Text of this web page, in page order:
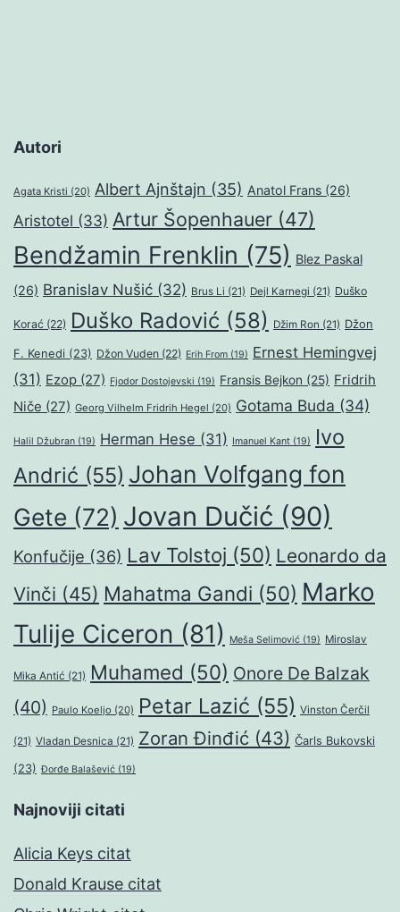
Autori
Agata Kristi (20) Albert Ajnštajn (35) Anatol Frans (26)
Aristotel (33) Artur Šopenhauer (47)
Bendžamin Frenklin (75) Blez Paskal
(26) Branislav Nušić (32) Brus Li (21) Dejl Karnegi (21) Duško
Korać (22) Duško Radović (58) Džim Ron (21) Džon
F. Kenedi (23) Džon Vuden (22) Erih From (19) Ernest Hemingvej
(31) Ezop (27) Fjodor Dostojevski (19) Fransis Bejkon (25) Fridrih
Niče (27) Georg Vilhelm Fridrih Hegel (20) Gotama Buda (34)
Halil Džubran (19) Herman Hese (31) Imanuel Kant (19)
Ivo
Andrić (55) Johan Volfgang fon
Gete (72) Jovan Dučić (90)
Konfučije (36) Lav Tolstoj (50) Leonardo da
Vinči (45) Mahatma Gandi (50) Marko
Tulije Ciceron (81) Meša Selimović (19) Miroslav
Mika Antić (21) Muhamed (50) Onore De Balzak
(40) Paulo Koeljo (20) Petar Lazić (55) Vinston Čerčil
(21) Vladan Desnica (21) Zoran Đinđić (43) Čarls Bukovski
(23) Đorđe Balašević (19)
Najnoviji citati
Alicia Keys citat
Donald Krause citat